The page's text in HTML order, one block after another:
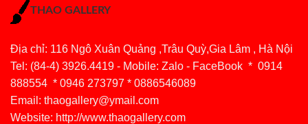
THAO GALLERY
Địa chỉ: 116 Ngô Xuân Quảng ,Trâu Quỳ,Gia Lâm , Hà Nội
Tel: (84-4) 3926.4419 - Mobile: Zalo - FaceBook * 0914
888554 * 0946 273797 * 0886546089
Email: thaogallery@ymail.com
Website: http://www.thaogallery.com